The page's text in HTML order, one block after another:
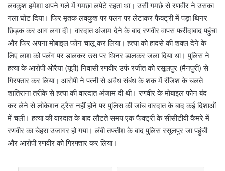
लवकुश हमेशा अपने गले में गमछा लपेटे रहता था। उसी गमछे से रणवीर ने उसका
गला घोंट दिया। फिर मृतक लवकुश पर पलंग पर लेटाकर फैक्ट्री में पड़ा थिनर
छिड़क कर आग लगा दी। वारदात अंजाम देने के बाद रणवीर वापस फरीदाबाद पहुंचा
और फिर अपना मोबाइल फोन चालू कर लिया। हत्या को हादसे की शक्ल देने के
लिए लाश को पलंग पर डालकर उस पर थिनर डालकर जला दिया था। पुलिस ने
हत्या के आरोपी ओरैया (यूपी) निवासी रणवीर उर्फ रंजीत को रसूलपुर (मैनपुरी) से
गिरफ्तार कर लिया। आरोपी ने पत्नी से अवैध संबंध के शक में रंजिश के चलते
शातिराना तरीके से हत्या की वारदात अंजाम दी थी। रणवीर के मोबाइल फोन बंद
कर लेने से लोकेशन ट्रैस नहीं होने पर पुलिस की जांच वारदात के बाद कई दिशाओं
में चली। हत्या की वारदात के बाद लौटते समय एक फैक्ट्री के सीसीटीवी कैमरे में
रणवीर का चेहरा उजागर हो गया। लंबी तफ्तीश के बाद पुुलिस रसूलपुर जा पहुंची
और आरोपी रणवीर को गिरफ्तार कर लिया।